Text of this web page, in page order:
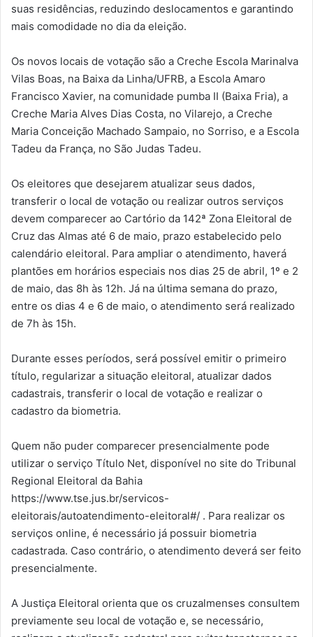
suas residências, reduzindo deslocamentos e garantindo
mais comodidade no dia da eleição.
Os novos locais de votação são a Creche Escola Marinalva
Vilas Boas, na Baixa da Linha/UFRB, a Escola Amaro
Francisco Xavier, na comunidade pumba II (Baixa Fria), a
Creche Maria Alves Dias Costa, no Vilarejo, a Creche
Maria Conceição Machado Sampaio, no Sorriso, e a Escola
Tadeu da França, no São Judas Tadeu.
Os eleitores que desejarem atualizar seus dados,
transferir o local de votação ou realizar outros serviços
devem comparecer ao Cartório da 142ª Zona Eleitoral de
Cruz das Almas até 6 de maio, prazo estabelecido pelo
calendário eleitoral. Para ampliar o atendimento, haverá
plantões em horários especiais nos dias 25 de abril, 1º e 2
de maio, das 8h às 12h. Já na última semana do prazo,
entre os dias 4 e 6 de maio, o atendimento será realizado
de 7h às 15h.
Durante esses períodos, será possível emitir o primeiro
título, regularizar a situação eleitoral, atualizar dados
cadastrais, transferir o local de votação e realizar o
cadastro da biometria.
Quem não puder comparecer presencialmente pode
utilizar o serviço Título Net, disponível no site do Tribunal
Regional Eleitoral da Bahia
https://www.tse.jus.br/servicos-
eleitorais/autoatendimento-eleitoral#/ . Para realizar os
serviços online, é necessário já possuir biometria
cadastrada. Caso contrário, o atendimento deverá ser feito
presencialmente.
A Justiça Eleitoral orienta que os cruzalmenses consultem
previamente seu local de votação e, se necessário,